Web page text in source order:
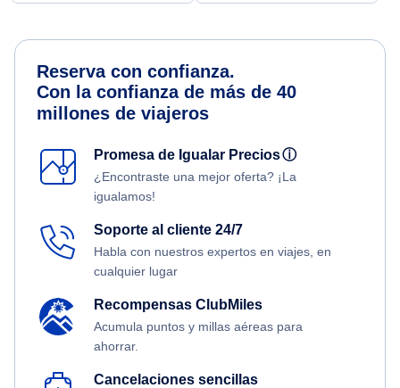
Reserva con confianza.
Con la confianza de más de 40
millones de viajeros
Promesa de Igualar Preciosⓘ
¿Encontraste una mejor oferta? ¡La
igualamos!
Soporte al cliente 24/7
Habla con nuestros expertos en viajes, en
cualquier lugar
Recompensas ClubMiles
Acumula puntos y millas aéreas para
ahorrar.
Cancelaciones sencillas